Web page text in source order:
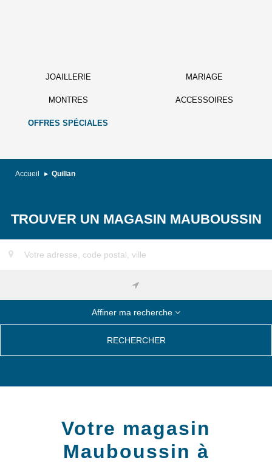
JOAILLERIE MARIAGE
MONTRES ACCESSOIRES
OFFRES SPÉCIALES
Accueil Quillan
TROUVER UN MAGASIN MAUBOUSSIN
Affiner ma recherche
RECHERCHER
Votre magasin
Mauboussin à